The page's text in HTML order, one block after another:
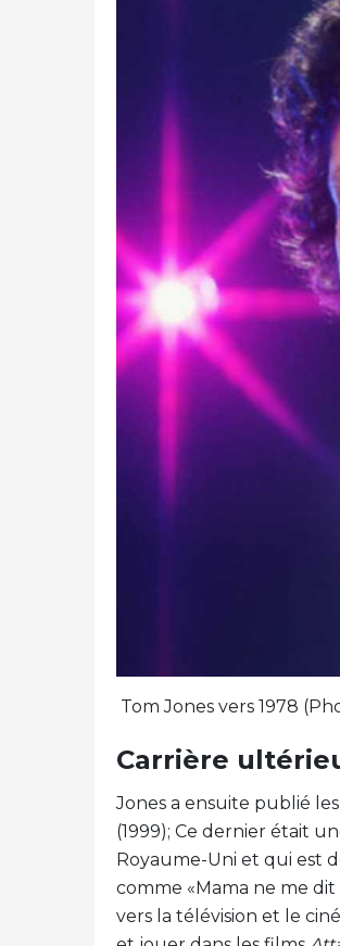
Tom Jones vers 1978
Carrière
Jones a ensuite publié
(1999); Ce dernier était
Royaume-Uni et qui est
comme «Mama ne me
vers la télévision et le